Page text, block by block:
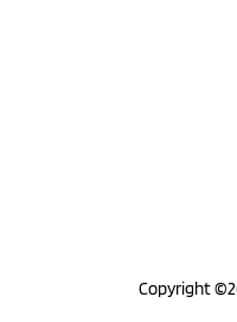
Copyright